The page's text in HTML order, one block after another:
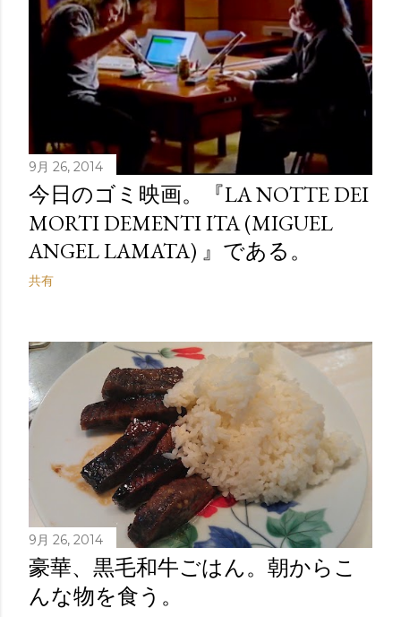
9月 26, 2014
今日のゴミ映画。『LA NOTTE DEI
MORTI DEMENTI ITA (MIGUEL
ANGEL LAMATA) 』である。
共有
9月 26, 2014
豪華、黒毛和牛ごはん。朝からこ
んな物を食う。